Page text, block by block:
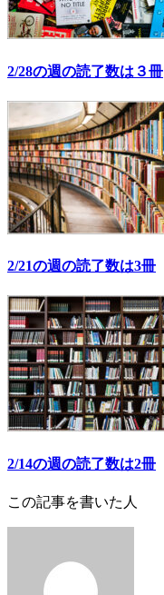
2/28の週の読了数は３冊
2/21の週の読了数は3冊
2/14の週の読了数は2冊
この記事を書いた人